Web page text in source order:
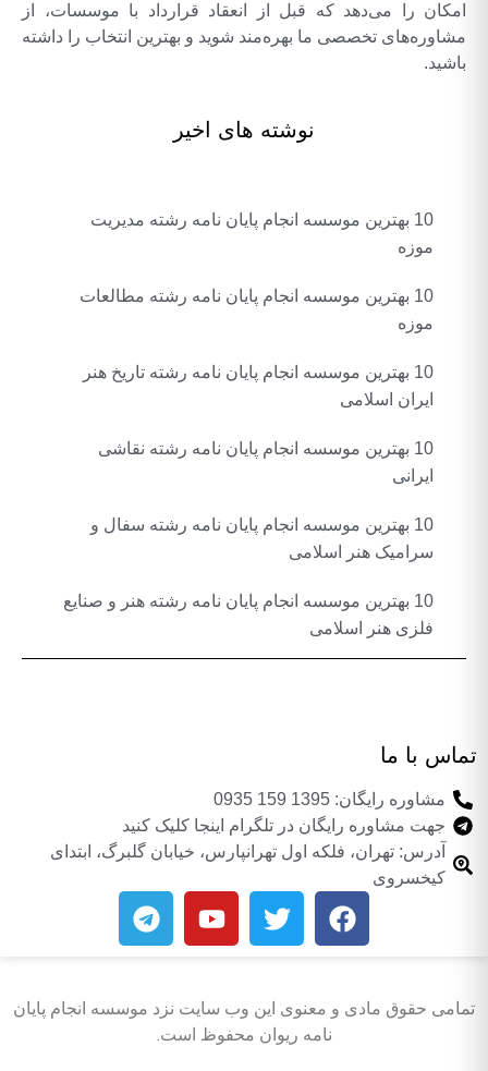
امکان را می‌دهد که قبل از انعقاد قرارداد با موسسات، از
مشاوره‌های تخصصی ما بهره‌مند شوید و بهترین انتخاب را داشته
باشید.
نوشته های اخیر
10 بهترین موسسه انجام پایان نامه رشته مدیریت
موزه
10 بهترین موسسه انجام پایان نامه رشته مطالعات
موزه
10 بهترین موسسه انجام پایان نامه رشته تاریخ هنر
ایران اسلامی
10 بهترین موسسه انجام پایان نامه رشته نقاشی
ایرانی
10 بهترین موسسه انجام پایان نامه رشته سفال و
سرامیک هنر اسلامی
10 بهترین موسسه انجام پایان نامه رشته هنر و صنایع
فلزی هنر اسلامی
تماس با ما
مشاوره رایگان: 1395 159 0935
جهت مشاوره رایگان در تلگرام اینجا کلیک کنید
آدرس: تهران، فلکه اول تهرانپارس، خیابان گلبرگ، ابتدای
کیخسروی
تمامی حقوق مادی و معنوی این وب سایت نزد موسسه انجام پایان
نامه ریوان محفوظ است.